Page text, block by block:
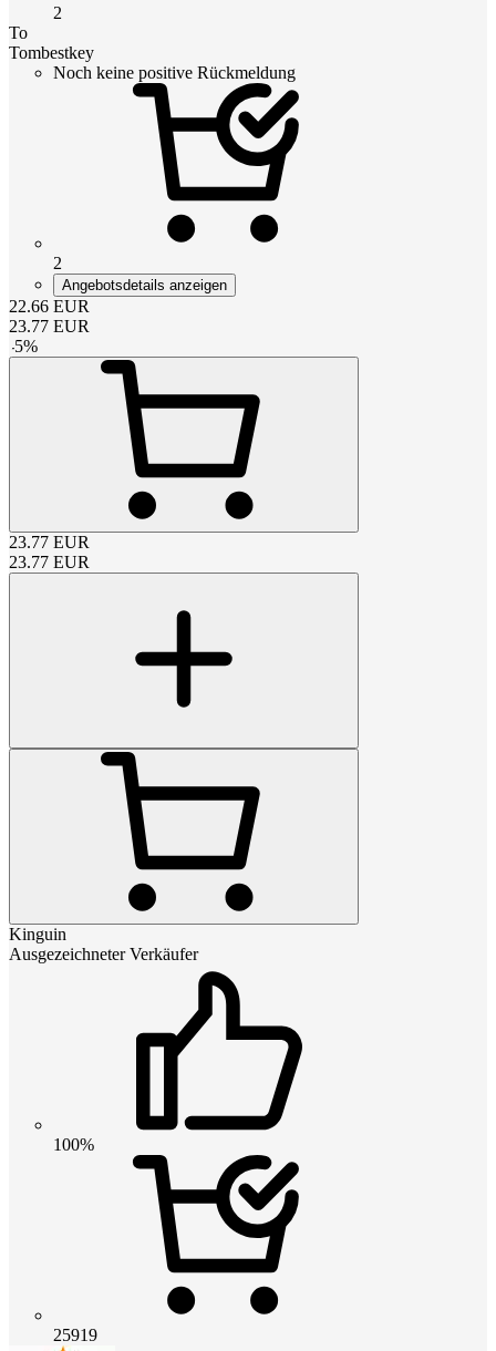
2
To
Tombestkey
Noch keine positive Rückmeldung
2
Angebotsdetails anzeigen
22.66 EUR
23.77 EUR
-5%
23.77 EUR
23.77 EUR
Kinguin
Ausgezeichneter Verkäufer
100%
25919